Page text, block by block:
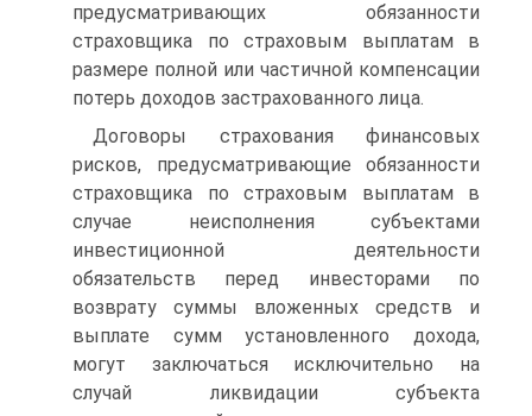
предусматривающих обязанности
страховщика по страховым выплатам в
размере полной или частичной компенсации
потерь доходов застрахованного лица.
Договоры страхования финансовых
рисков, предусматривающие обязанности
страховщика по страховым выплатам в
случае неис­полнения субъектами
инвестиционной деятельности
обязательств перед инвесторами по
возврату суммы вложенных средств и
выпла­те сумм установленного дохода,
могут заключаться исключительно на
случай ликвидации субъекта